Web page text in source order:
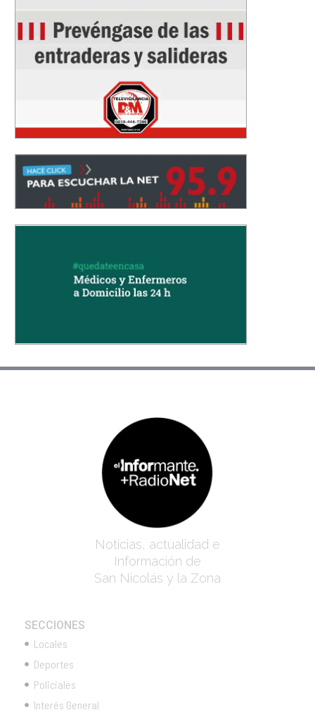
Noticias, actualidad e
Información de
San Nicolás y la Zona
SECCIONES
Locales
Deportes
Policiales
Interés General